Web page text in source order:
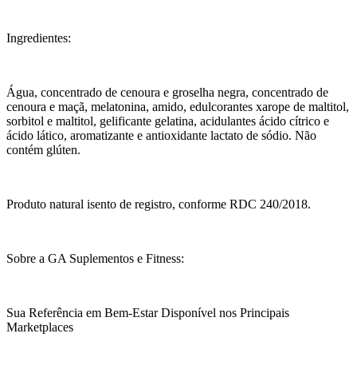
Ingredientes:
Água, concentrado de cenoura e groselha negra, concentrado de
cenoura e maçã, melatonina, amido, edulcorantes xarope de maltitol,
sorbitol e maltitol, gelificante gelatina, acidulantes ácido cítrico e
ácido lático, aromatizante e antioxidante lactato de sódio. Não
contém glúten.
Produto natural isento de registro, conforme RDC 240/2018.
Sobre a GA Suplementos e Fitness:
Sua Referência em Bem-Estar Disponível nos Principais
Marketplaces